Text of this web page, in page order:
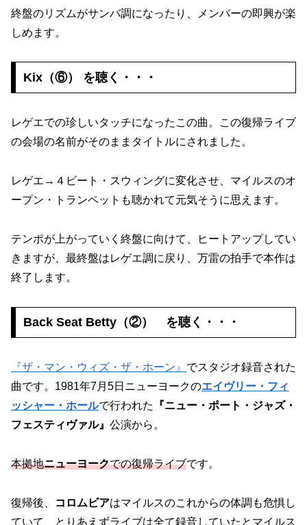
終盤のリズムがサンバ調になったり、メンバーの即興が楽
しめます。
Kix（⑥） を聴く・・・
レゲエでの珍しいタッチになったこの曲。この復帰ライブ
の会場の名前がそのままタイトルにされました。
レゲエ→４ビート・スウィングに変化させ、マイルスのオ
ープン・トランペットも聴かれて元気そうに思えます。
テンポが上がっていく終盤に向けて、ヒートアップしてい
きますが、最終盤はレゲエ調に戻り、万雷の拍手で本作は
終了します。
Back Seat Betty（②） を聴く・・・
『ザ・マン・ウィズ・ザ・ホーン』 でスタジオ録音された
曲です。1981年7月5日ニューヨークのエイ ヴリー・フィ
ッシャー・ホールで行われた
『ニュー・ポート・ジャズ・
フェスティヴァル』 公演から。
本拠地ニューヨークでの復帰ライブです。
復帰後、 コロムビアはマイルスのこれからの体調も危惧し
ていて、とりあえずライブは全て録音していたとマイルス